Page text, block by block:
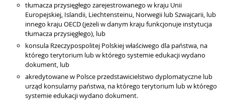
tłumacza przysięgłego zarejestrowanego w kraju Unii
Europejskiej, Islandii, Liechtensteinu, Norwegii lub Szwajcarii, lub
innego kraju OECD (jeżeli w danym kraju funkcjonuje instytucja
tłumacza przysięgłego), lub
konsula Rzeczypospolitej Polskiej właściwego dla państwa, na
którego terytorium lub w którego systemie edukacji wydano
dokument, lub
akredytowane w Polsce przedstawicielstwo dyplomatyczne lub
urząd konsularny państwa, na którego terytorium lub w którego
systemie edukacji wydano dokument.